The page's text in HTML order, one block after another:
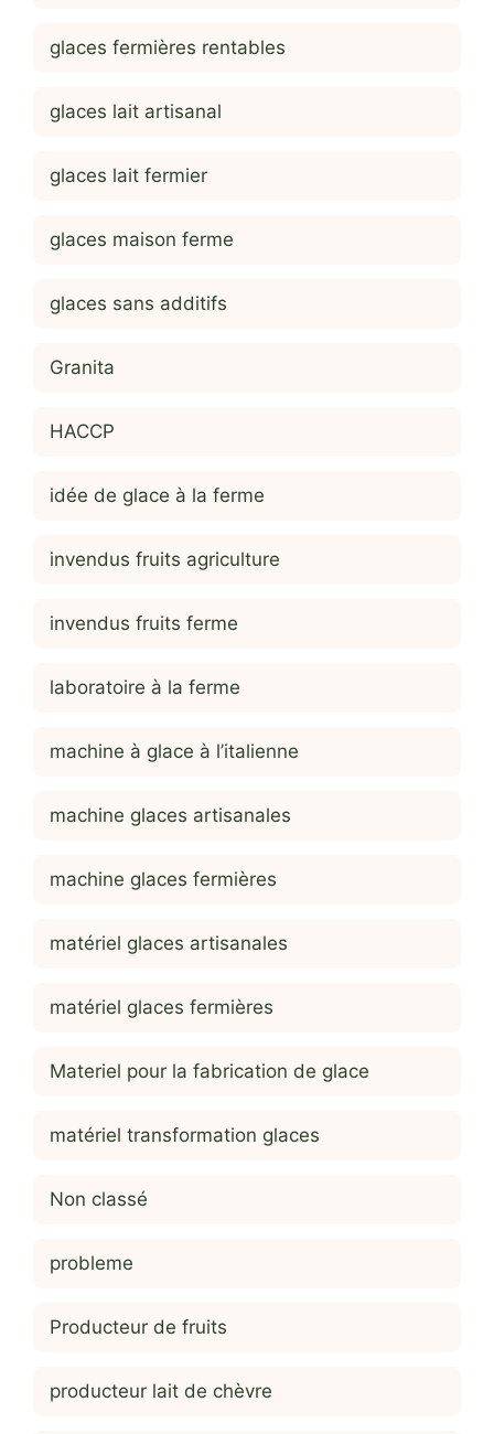
glaces fermières rentables
glaces lait artisanal
glaces lait fermier
glaces maison ferme
glaces sans additifs
Granita
HACCP
idée de glace à la ferme
invendus fruits agriculture
invendus fruits ferme
laboratoire à la ferme
machine à glace à l’italienne
machine glaces artisanales
machine glaces fermières
matériel glaces artisanales
matériel glaces fermières
Materiel pour la fabrication de glace
matériel transformation glaces
Non classé
probleme
Producteur de fruits
producteur lait de chèvre